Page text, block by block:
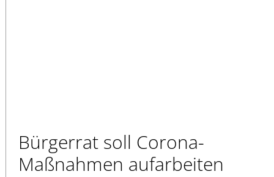
Bürgerrat soll Corona-
Maßnahmen aufarbeiten